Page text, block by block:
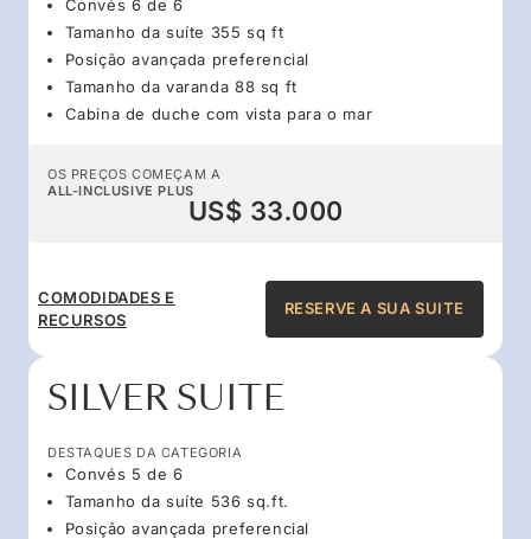
Convés 6 de 6
Tamanho da suíte 355 sq ft
Posição avançada preferencial
Tamanho da varanda 88 sq ft
Cabina de duche com vista para o mar
OS PREÇOS COMEÇAM A
ALL-INCLUSIVE PLUS
US$ 33.000
COMODIDADES E
RECURSOS
RESERVE A SUA SUITE
SILVER SUITE
DESTAQUES DA CATEGORIA
Convés 5 de 6
Tamanho da suíte 536 sq.ft.
Posição avançada preferencial